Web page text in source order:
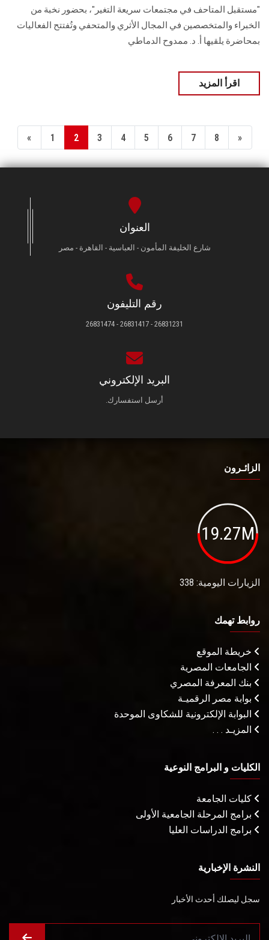
"مستقبل المتاحف في مجتمعات سريعة التغير"، بحضور نخبة من
الخبراء والمتخصصين في المجال الأثري والمتحفي وتُفتتح الفعاليات
بمحاضرة يلقيها أ. د. ممدوح الدماطي
اقرأ المزيد
« 1 2 3 4 5 6 7 8 »
العنوان
شارع الخليفة المأمون - العباسية - القاهرة - مصر
رقم التليفون
26831231 - 26831417 - 26831474
البريد الإلكتروني
أرسل استفسارك.
الزائـرون
19.27M
الزيارات اليومية: 338
روابط تهمك
خريطة الموقع
الجامعات المصرية
بنك المعرفة المصري
بوابة مصر الرقميـة
البوابة الإلكترونية للشكاوى الموحدة
المزيـد . . .
الكليات و البرامج النوعية
كليات الجامعة
برامج المرحلة الجامعية الأولى
برامج الدراسات العليا
النشرة الإخبارية
سجل ليصلك أحدث الأخبار